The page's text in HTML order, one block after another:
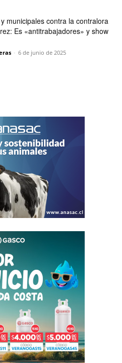
municipales contra la contralora
Es «antitrabajadores» y show
- 6 de junio de 2025